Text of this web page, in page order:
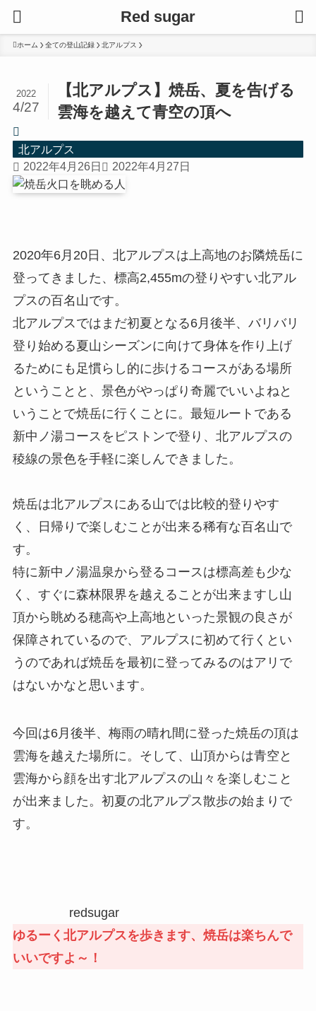
Red sugar
ホーム 全ての登山記録 北アルプス
【北アルプス】焼岳、夏を告げる
雲海を越えて青空の頂へ
2022
4/27
北アルプス
2022年4月26日
2022年4月27日
2020年6月20日、北アルプスは上高地のお隣焼岳に
登ってきました、標高2,455mの登りやすい北アル
プスの百名山です。
北アルプスではまだ初夏となる6月後半、バリバリ
登り始める夏山シーズンに向けて身体を作り上げ
るためにも足慣らし的に歩けるコースがある場所
ということと、景色がやっぱり奇麗でいいよねと
いうことで焼岳に行くことに。最短ルートである
新中ノ湯コースをピストンで登り、北アルプスの
稜線の景色を手軽に楽しんできました。
焼岳は北アルプスにある山では比較的登りやす
く、日帰りで楽しむことが出来る稀有な百名山で
す。
特に新中ノ湯温泉から登るコースは標高差も少な
く、すぐに森林限界を越えることが出来ますし山
頂から眺める穂高や上高地といった景観の良さが
保障されているので、アルプスに初めて行くとい
うのであれば焼岳を最初に登ってみるのはアリで
はないかなと思います。
今回は6月後半、梅雨の晴れ間に登った焼岳の頂は
雲海を越えた場所に。そして、山頂からは青空と
雲海から顔を出す北アルプスの山々を楽しむこと
が出来ました。初夏の北アルプス散歩の始まりで
す。
redsugar
ゆるーく北アルプスを歩きます、焼岳は楽ちんで
いいですよ～！